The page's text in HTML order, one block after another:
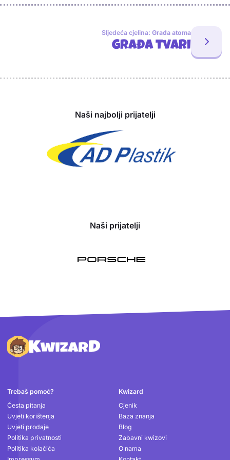
Sljedeća cjelina: Građa atoma
Građa tvari
Naši najbolji prijatelji
Naši prijatelji
Podnožje
Trebaš pomoć?
Česta pitanja
Uvjeti korištenja
Uvjeti prodaje
Politika privatnosti
Politika kolačića
Kwizard
Cjenik
Baza znanja
Blog
Zabavni kwizovi
O nama